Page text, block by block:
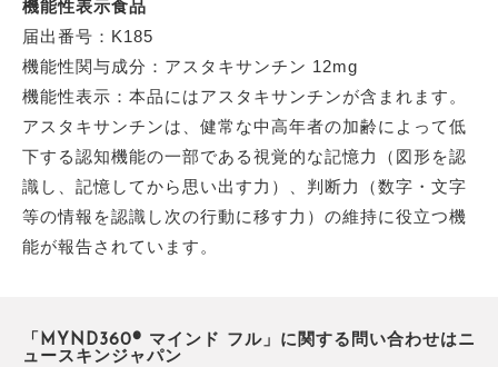
機能性表示食品
届出番号：K185
機能性関与成分：アスタキサンチン 12mg
機能性表示：本品にはアスタキサンチンが含まれます。
アスタキサンチンは、健常な中高年者の加齢によって低
下する認知機能の一部である視覚的な記憶力（図形を認
識し、記憶してから思い出す力）、判断力（数字・文字
等の情報を認識し次の行動に移す力）の維持に役立つ機
能が報告されています。
「MYND360® マインド フル」に関する問い合わせはニ
ュースキンジャパン